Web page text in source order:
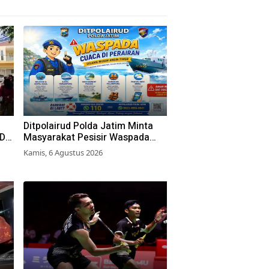
Ditpolairud Polda Jatim Minta
Masyarakat Pesisir Waspada
Cuaca Ekstrem
Kamis, 6 Agustus 2026